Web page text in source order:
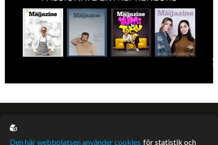
EU casino
Den här webbplatsen använder cookies för statistik och